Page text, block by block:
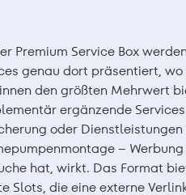
Premium Service Box
genau dort präsentiert,
den größten Mehrwert
ergänzende
oder
–
hat, wirkt. Das Format
Slots, die eine externe